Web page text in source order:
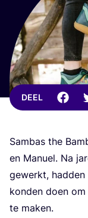
DEEL
Sam­bas the
en Manu­el. Na
gewerkt,
kon­den doen
te maken.